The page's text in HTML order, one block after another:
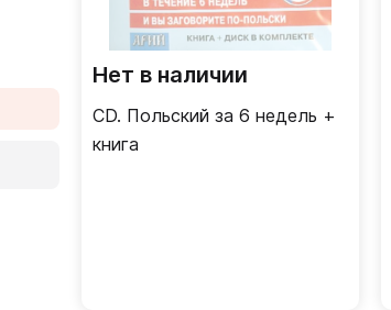
Нет в наличии
CD. Польский за 6 недель +
книга